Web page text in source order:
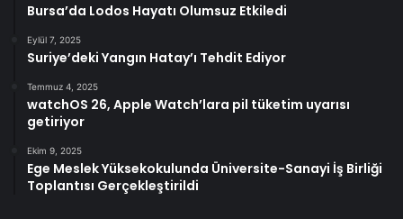
Bursa’da Lodos Hayatı Olumsuz Etkiledi
Eylül 7, 2025
Suriye’deki Yangın Hatay’ı Tehdit Ediyor
Temmuz 4, 2025
watchOS 26, Apple Watch’lara pil tüketim uyarısı
getiriyor
Ekim 9, 2025
Ege Meslek Yüksekokulunda Üniversite-Sanayi İş Birliği
Toplantısı Gerçekleştirildi